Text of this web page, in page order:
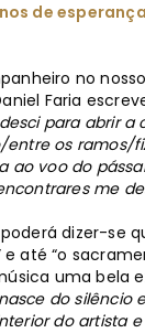
de
no
Faria
para abrir a
entre os ramos/
ao voo do
me
dizer-se
e até “o
uma bela
do silêncio
do artista